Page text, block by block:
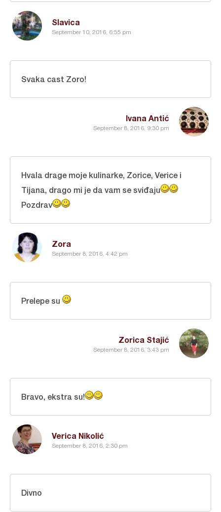
Slavica
September 10, 2016, 6:55 pm
Ivana Antić
September 8, 2016, 9:30 pm
Svaka cast Zoro!
Zora
September 8, 2016, 4:42 pm
Hvala drage moje kulinarke, Zorice, Verice i
Tijana, drago mi je da vam se sviđaju
Pozdrav
Zorica Stajić
September 8, 2016, 3:43 pm
Prelepe su
Verica Nikolić
September 8, 2016, 2:30 pm
Bravo, ekstra su!
Divno